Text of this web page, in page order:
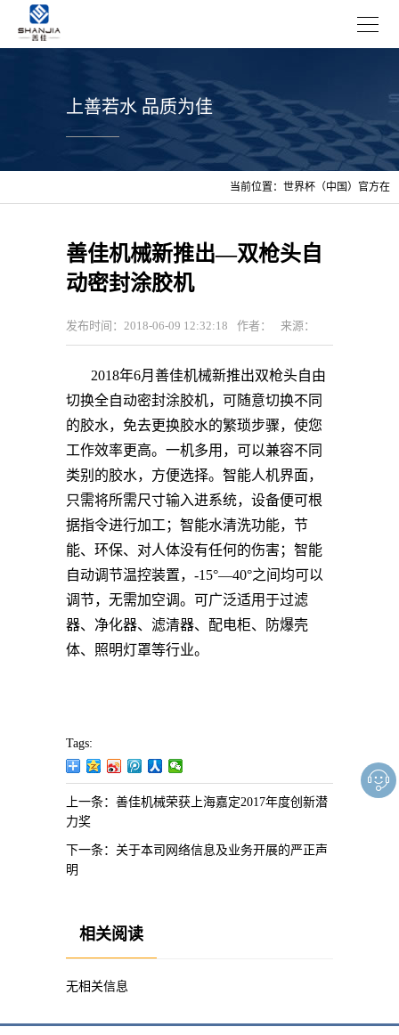
上善若水 品质为佳
当前位置： 世界杯（中国）官方在
善佳机械新推出—双枪头自
动密封涂胶机
发布时间：2018-06-09 12:32:18 作者： 来源：
2018年6月 善佳机械新推出双枪头自由
切换全自动密封涂胶机，可随意切换不同
的胶水，免去更换胶水的繁琐步骤，使您
工作效率更高。一机多用，可以兼容不同
类别的胶水，方便选择。 智能人机界面，
只需将所需尺寸输入进系统，设备便可根
据指令进行加工； 智能水清洗功能，节
能、环保、对人体没有任何的伤害； 智能
自动调节温控装置， -15°—40°之间均可以
调节，无需加空调。 可广泛适用于过滤
器、净化器、滤清器、配电柜、防爆壳
体、照明灯罩等行业。
Tags:
上一条： 善佳机械荣获上海嘉定2017年度创新潜
力奖
下一条： 关于本司网络信息及业务开展的严正声
明
相关阅读
无相关信息